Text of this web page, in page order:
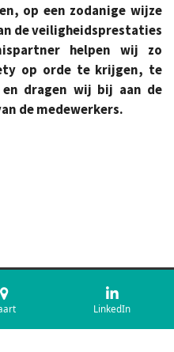
op een zodanige wijze
de veiligheidsprestaties
helpen wij zo
op orde te krijgen, te
dragen wij bij aan de
de medewerkers.
is onderdeel van Aram Project
LinkedIn